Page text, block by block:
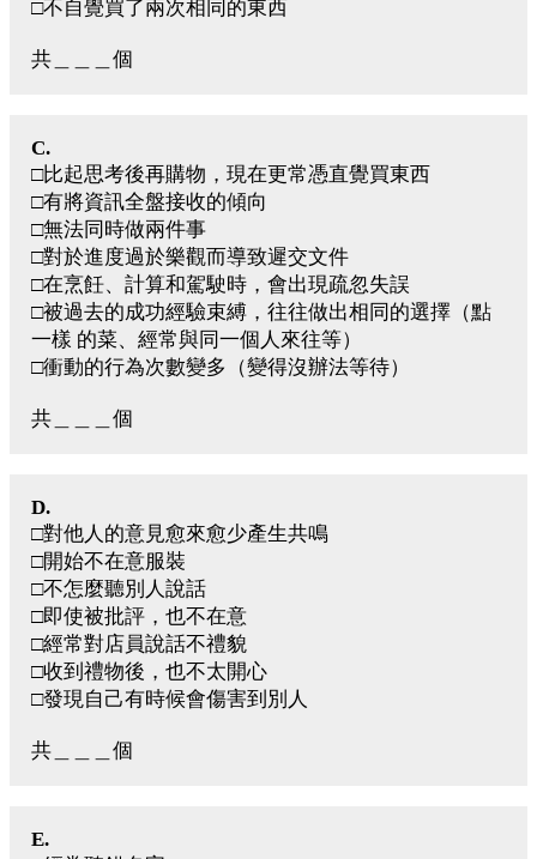
□不自覺買了兩次相同的東西
共＿＿＿個
C.
□比起思考後再購物，現在更常憑直覺買東西
□有將資訊全盤接收的傾向
□無法同時做兩件事
□對於進度過於樂觀而導致遲交文件
□在烹飪、計算和駕駛時，會出現疏忽失誤
□被過去的成功經驗束縛，往往做出相同的選擇（點
一樣 的菜、經常與同一個人來往等）
□衝動的行為次數變多（變得沒辦法等待）
共＿＿＿個
D.
□對他人的意見愈來愈少產生共鳴
□開始不在意服裝
□不怎麼聽別人說話
□即使被批評，也不在意
□經常對店員說話不禮貌
□收到禮物後，也不太開心
□發現自己有時候會傷害到別人
共＿＿＿個
E.